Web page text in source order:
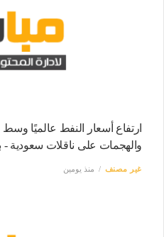
ارتفاع أسعار النفط عالميًا
والهجمات على ناقلات سعودية -
غير مصنف منذ يومين